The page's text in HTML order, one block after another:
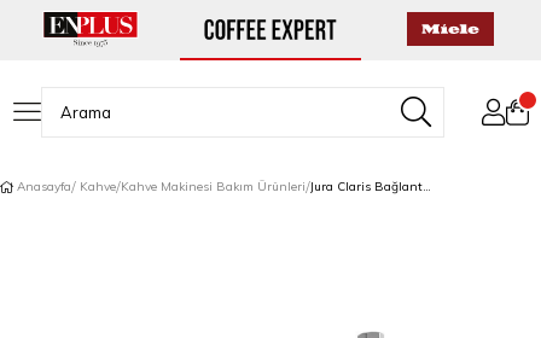
Anasayfa Kahve Kahve Makinesi Bakım Ürünleri Jura Claris Bağlantı Hortumu